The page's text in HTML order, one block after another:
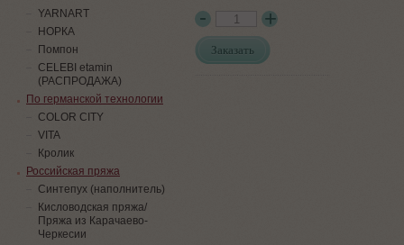
Заказать
YARNART
НОРКА
Помпон
СELEBI etamin
(РАСПРОДАЖА)
По германской технологии
COLOR CITY
VITA
Кролик
Российская пряжа
Синтепух (наполнитель)
Кисловодская пряжа/
Пряжа из Карачаево-
Черкесии